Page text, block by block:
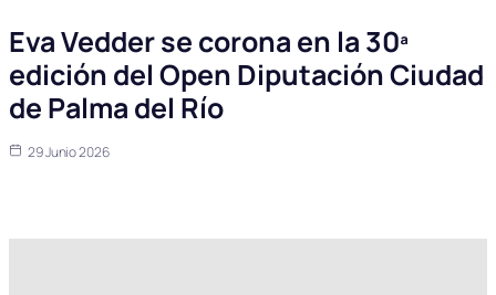
Eva Vedder se corona en la 30ª
edición del Open Diputación Ciudad
de Palma del Río
29 Junio 2026